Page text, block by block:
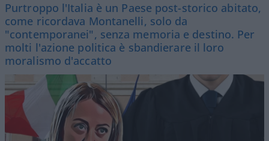
Purtroppo l'Italia è un Paese post-storico abitato,
come ricordava Montanelli, solo da
"contemporanei", senza memoria e destino. Per
molti l'azione politica è sbandierare il loro
moralismo d'accatto